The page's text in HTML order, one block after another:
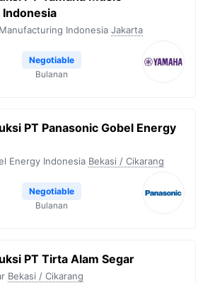
Indonesia Jakarta
Negotiable
Bulanan
PT Panasonic Gobel Energy
Energy Indonesia Bekasi / Cikarang
Negotiable
Bulanan
PT Tirta Alam Segar
Bekasi / Cikarang